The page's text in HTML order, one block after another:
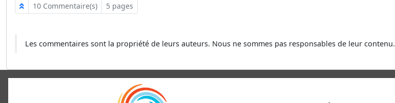
10 Commentaire(s) 5 pages
Les commentaires sont la propriété de leurs auteurs. Nous ne sommes pas responsables de leur contenu.